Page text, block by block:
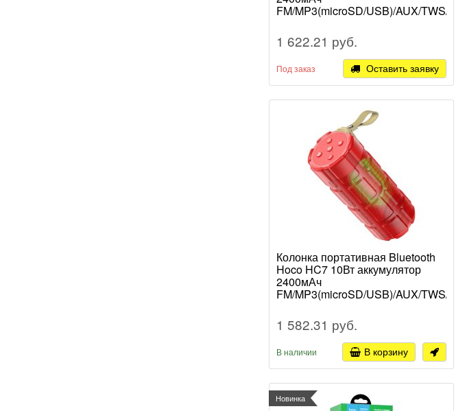
FM/MP3(microSD/USB)/AUX/TWS/LED
1 622.21 руб.
Под заказ Оставить заявку
Колонка портативная Bluetooth
Hoco HC7 10Вт аккумулятор
2400мАч
FM/MP3(microSD/USB)/AUX/TWS/LED-
1 582.31 руб.
В наличии В корзину
Новинка